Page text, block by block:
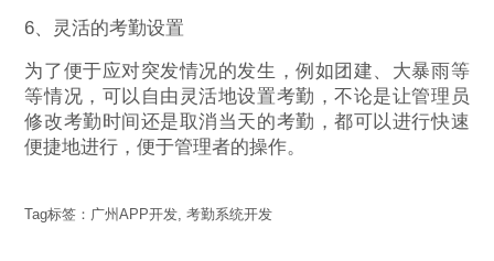
6、灵活的考勤设置
为了便于应对突发情况的发生，例如团建、大暴雨等
等情况，可以自由灵活地设置考勤，不论是让管理员
修改考勤时间还是取消当天的考勤，都可以进行快速
便捷地进行，便于管理者的操作。
Tag标签： 广州APP开发 ,考勤系统开发